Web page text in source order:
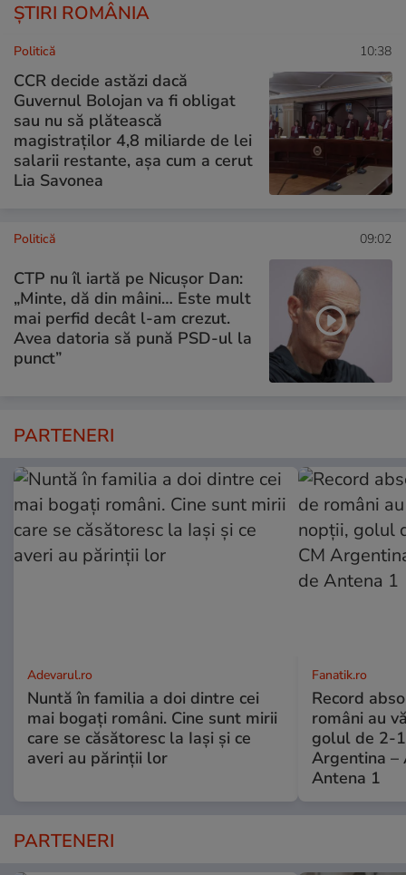
ȘTIRI ROMÂNIA
Politică 10:38
CCR decide astăzi dacă
Guvernul Bolojan va fi obligat
sau nu să plătească
magistraților 4,8 miliarde de lei
salarii restante, așa cum a cerut
Lia Savonea
Politică 09:02
CTP nu îl iartă pe Nicușor Dan:
„Minte, dă din mâini… Este mult
mai perfid decât l-am crezut.
Avea datoria să pună PSD-ul la
punct”
PARTENERI
Adevarul.ro
Nuntă în familia a doi dintre cei
mai bogați români. Cine sunt mirii
care se căsătoresc la Iași și ce
averi au părinții lor
Fanatik.ro
Record
români au
golul de 2-
Argentina –
Antena 1
PARTENERI